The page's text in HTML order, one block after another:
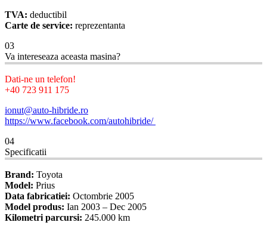
TVA: deductibil
Carte de service: reprezentanta
03
Va intereseaza aceasta masina?
Dati-ne un telefon!
+40 723 911 175
ionut@auto-hibride.ro
https://www.facebook.com/autohibride/
04
Specificatii
Brand: Toyota
Model: Prius
Data fabricatiei: Octombrie 2005
Model produs: Ian 2003 – Dec 2005
Kilometri parcursi: 245.000 km